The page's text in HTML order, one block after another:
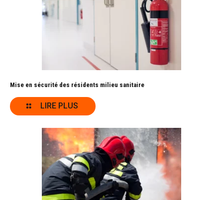
Mise en sécurité des résidents milieu sanitaire
LIRE PLUS